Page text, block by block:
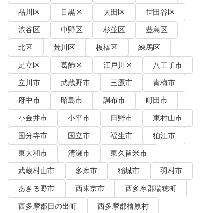
品川区
目黒区 大田区
世田谷区
渋谷区
中野区 杉並区
豊島区
北区
荒川区 板橋区
練馬区
足立区
葛飾区 江戸川区
八王子市
立川市
武蔵野市 三鷹市
青梅市
府中市
昭島市 調布市
町田市
小金井市
小平市 日野市
東村山市
国分寺市
国立市 福生市
狛江市
東大和市
清瀬市
東久留米市
武蔵村山市
多摩市 稲城市
羽村市
あきる野市
西東京市
西多摩郡瑞穂町
西多摩郡日の出町
西多摩郡檜原村